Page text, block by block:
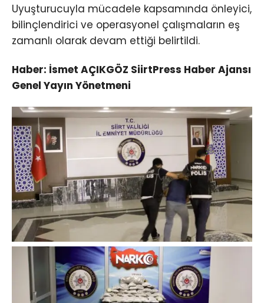
Uyuşturucuyla mücadele kapsamında önleyici,
bilinçlendirici ve operasyonel çalışmaların eş
zamanlı olarak devam ettiği belirtildi.
Haber: İsmet AÇIKGÖZ SiirtPress Haber Ajansı
Genel Yayın Yönetmeni